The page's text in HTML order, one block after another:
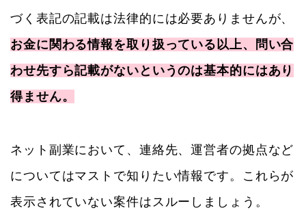
づく表記の記載は法律的には必要ありませんが、
お金に関わる情報を取り扱っている以上、問い合
わせ先すら記載がないというのは基本的にはあり
得ません。
ネット副業において、連絡先、運営者の拠点など
についてはマストで知りたい情報です。これらが
表示されていない案件はスルーしましょう。